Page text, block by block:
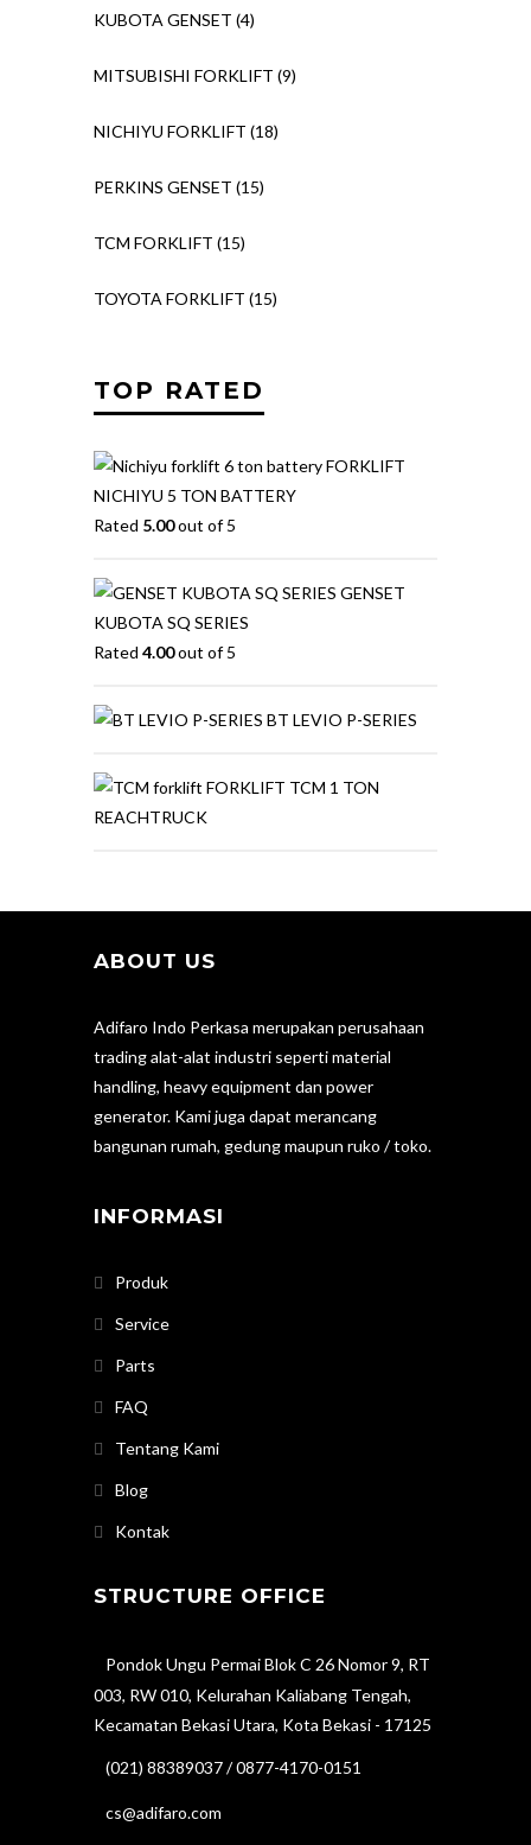
KUBOTA GENSET (4)
MITSUBISHI FORKLIFT (9)
NICHIYU FORKLIFT (18)
PERKINS GENSET (15)
TCM FORKLIFT (15)
TOYOTA FORKLIFT (15)
TOP RATED
FORKLIFT
NICHIYU 5 TON BATTERY
Rated 5.00out of 5
GENSET
KUBOTA SQ SERIES
Rated 4.00out of 5
BT LEVIO P-SERIES
FORKLIFT TCM 1 TON
REACHTRUCK
ABOUT US
Adifaro Indo Perkasa merupakan perusahaan
trading alat-alat industri seperti material
handling, heavy equipment dan power
generator. Kami juga dapat merancang
bangunan rumah, gedung maupun ruko / toko.
INFORMASI
Produk
Service
Parts
FAQ
Tentang Kami
Blog
Kontak
STRUCTURE OFFICE
Pondok Ungu Permai Blok C 26 Nomor 9, RT
003, RW 010, Kelurahan Kaliabang Tengah,
Kecamatan Bekasi Utara, Kota Bekasi - 17125
(021) 88389037 / 0877-4170-0151
cs@adifaro.com